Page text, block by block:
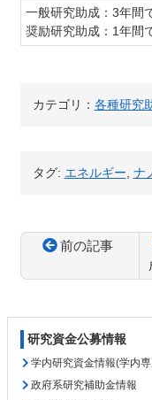
一般研究助成：3年間
奨励研究助成：1年間
カテゴリ： 各種研究
タグ: エネルギー, ナ
前の記事
研究資金公募情報
学内研究資金情報(学内
政府系研究補助金情報